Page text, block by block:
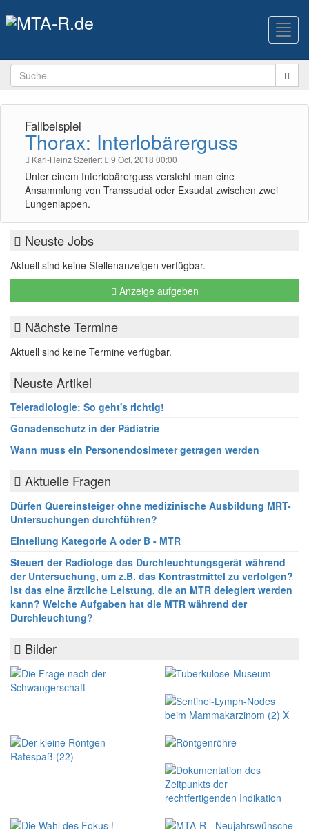
Fallbeispiel
Thorax: Interlobärerguss
Karl-Heinz Szeifert 9 Oct, 2018 00:00
Unter einem Interlobärerguss versteht man eine
Ansammlung von Transsudat oder Exsudat zwischen zwei
Lungenlappen.
Neuste Jobs
Aktuell sind keine Stellenanzeigen verfügbar.
Anzeige aufgeben
Nächste Termine
Aktuell sind keine Termine verfügbar.
Neuste Artikel
Teleradiologie: So geht's richtig!
Gonadenschutz in der Pädiatrie
Wann muss ein Personendosimeter getragen werden
Aktuelle Fragen
Dürfen Quereinsteiger ohne medizinische Ausbildung MRT-
Untersuchungen durchführen?
Einteilung Kategorie A oder B - MTR
Steuert der Radiologe das Durchleuchtungsgerät während
der Untersuchung, um z.B. das Kontrastmittel zu verfolgen?
Ist das eine ärztliche Leistung, die an MTR delegiert werden
kann? Welche Aufgaben hat die MTR während der
Durchleuchtung?
Bilder